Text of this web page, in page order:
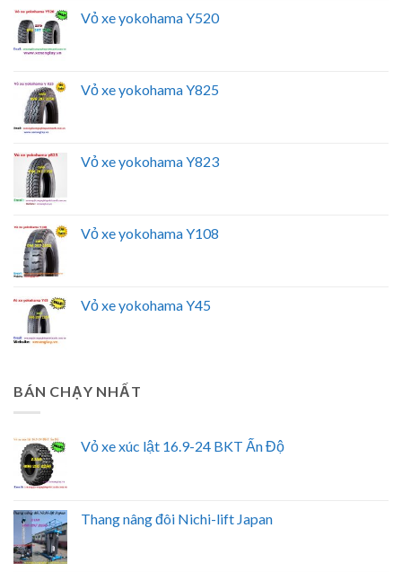
Vỏ xe yokohama Y520
Vỏ xe yokohama Y825
Vỏ xe yokohama Y823
Vỏ xe yokohama Y108
Vỏ xe yokohama Y45
BÁN CHẠY NHẤT
Vỏ xe xúc lật 16.9-24 BKT Ấn Độ
Thang nâng đôi Nichi-lift Japan